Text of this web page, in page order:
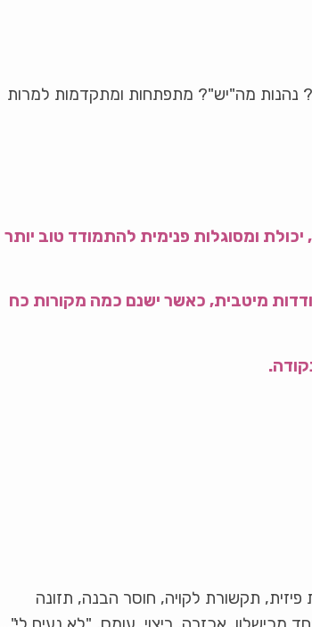
נהנות מה"יש"? מתפתחות ומתקדמות למרות
ומסוגלות פנימית להתמודד טוב יותר
מיטבית, כאשר ישנם כמה מקורות כח
תקשורת לקויה, חוסר הבנה, תזונה